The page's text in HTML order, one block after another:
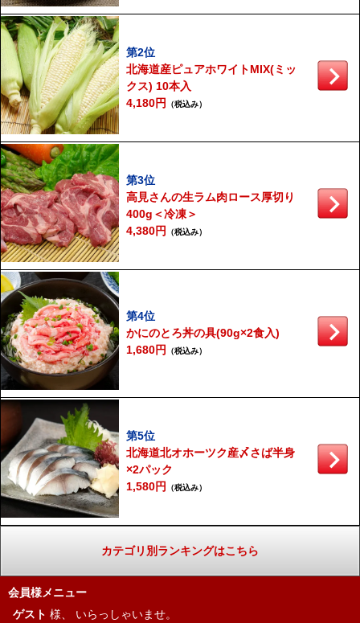
第2位
北海道産ピュアホワイトMIX(ミッ
クス) 10本入
4,180円
（税込み）
第3位
高見さんの生ラム肉ロース厚切り
400g＜冷凍＞
4,380円
（税込み）
第4位
かにのとろ丼の具(90g×2食入)
1,680円
（税込み）
第5位
北海道北オホーツク産〆さば半身
×2パック
1,580円
（税込み）
カテゴリ別ランキングはこちら
会員様メニュー
ゲスト 様、
いらっしゃいませ。